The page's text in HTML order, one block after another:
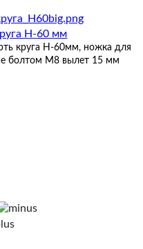
круга H-60мм, ножка для
болтом М8 вылет 15 мм